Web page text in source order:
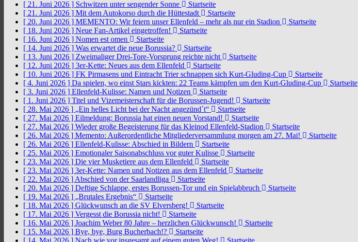
[ 21. Juni 2026 ] Schwitzen unter sengender Sonne
Startseite
[ 21. Juni 2026 ] Mit dem Autokorso durch die Hüttestadt
Startseite
[ 20. Juni 2026 ] MEMENTO: Wir feiern unser Ellenfeld – mehr als nur ein Stadion
Startseite
[ 18. Juni 2026 ] Neue Fan-Artikel eingetroffen!
Startseite
[ 16. Juni 2026 ] Nomen est omen
Startseite
[ 14. Juni 2026 ] Was erwartet die neue Borussia?
Startseite
[ 13. Juni 2026 ] Zweimaliger Drei-Tore-Vorsprung reichte nicht
Startseite
[ 12. Juni 2026 ] 3er-Kette: Neues aus dem Ellenfeld
Startseite
[ 10. Juni 2026 ] FK Pirmasens und Eintracht Trier schnappen sich Kurt-Gluding-Cup
Startseite
[ 4. Juni 2026 ] Da spielen, wo einst Stars kickten: 22 Teams kämpfen um den Kurt-Gluding-Cup
Startseite
[ 3. Juni 2026 ] Ellenfeld-Kulisse: Namen und Notizen
Startseite
[ 1. Juni 2026 ] Titel und Vizemeisterschaft für die Borussen-Jugend!
Startseite
[ 28. Mai 2026 ] „Ein helles Licht bei der Nacht angezünd´t“
Startseite
[ 27. Mai 2026 ] Eilmeldung: Borussia hat einen neuen Vorstand!
Startseite
[ 27. Mai 2026 ] Wieder große Begeisterung für das Kleinod Ellenfeld-Stadion
Startseite
[ 26. Mai 2026 ] Memento: Außerordentliche Mitgliederversammlung morgen am 27. Mai!
Startseite
[ 26. Mai 2026 ] Ellenfeld-Kulisse: Abschied in Bildern
Startseite
[ 25. Mai 2026 ] Emotionaler Saisonabschluss vor guter Kulisse
Startseite
[ 23. Mai 2026 ] Die vier Musketiere aus dem Ellenfeld
Startseite
[ 23. Mai 2026 ] 3er-Kette: Namen und Notizen aus dem Ellenfeld
Startseite
[ 22. Mai 2026 ] Abschied von der Saarlandliga
Startseite
[ 20. Mai 2026 ] Deftige Schlappe, erstes Borussen-Tor und ein Spielabbruch
Startseite
[ 19. Mai 2026 ] „Brutales Ergebnis“
Startseite
[ 18. Mai 2026 ] Glückwunsch an die SV Elversberg!
Startseite
[ 17. Mai 2026 ] Vergesst die Borussia nicht!
Startseite
[ 16. Mai 2026 ] Joachim Weber 80 Jahre – herzlichen Glückwunsch!
Startseite
[ 15. Mai 2026 ] Bye, bye, Burg Bucherbach!?
Startseite
[ 14. Mai 2026 ] Nach wie vor insgesamt auf einem guten Weg!
Startseite